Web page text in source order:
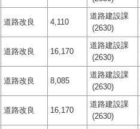
道路改良 4,110
道路建設課
(2630)
道路改良 16,170
道路建設課
(2630)
道路改良 8,085
道路建設課
(2630)
道路改良 16,170
道路建設課
(2630)